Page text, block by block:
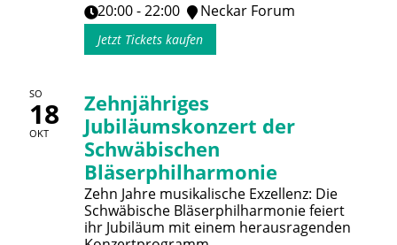
20:00 - 22:00
Neckar Forum
Jetzt Tickets kaufen
SO
18
OKT
Zehnjähriges
Jubiläumskonzert der
Schwäbischen
Bläserphilharmonie
Zehn Jahre musikalische Exzellenz: Die
Schwäbische Bläserphilharmonie feiert
ihr Jubiläum mit einem herausragenden